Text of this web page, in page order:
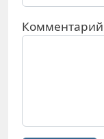
Комментарий